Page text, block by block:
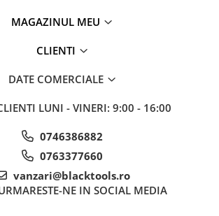
MAGAZINUL MEU
CLIENTI
DATE COMERCIALE
LUNI - VINERI: 9:00 - 16:00
0746386882
0763377660
vanzari@blacktools.ro
NE IN SOCIAL MEDIA